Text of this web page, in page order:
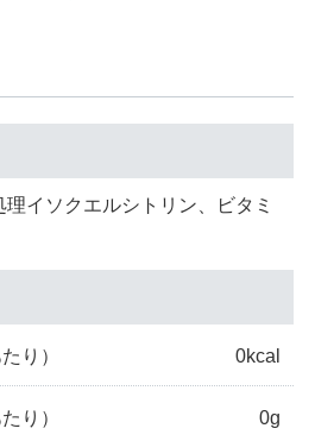
イソクエルシトリン、ビタミ
り） 0kcal
り） 0g